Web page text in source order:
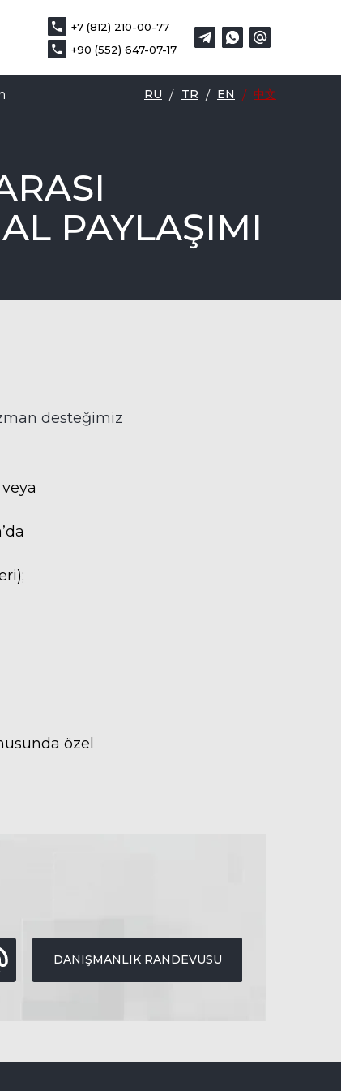
+7 (812) 210-00-77
+90 (552) 647-07-17
RU TR EN
/ 中文
/
/
PAYLAŞIMI
desteğimiz
özel
DANIŞMANLIK RANDEVUSU